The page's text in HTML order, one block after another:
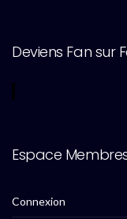
Deviens Fan sur
Espace
Connexion